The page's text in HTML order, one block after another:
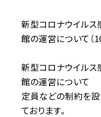
新型コロナウイル
館の運営について（
新型コロナウイル
館の運営について
定員などの制約を
ております。